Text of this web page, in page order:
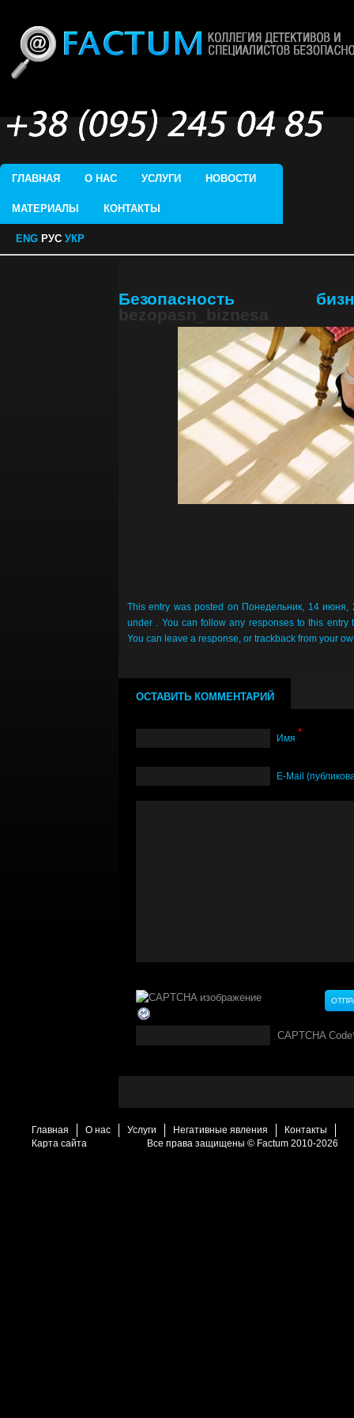
ГЛАВНАЯ О НАС УСЛУГИ НОВОСТИ
МАТЕРИАЛЫ КОНТАКТЫ
ENG РУС УКР
Безопасность
bezopasn_biznesa
This entry was posted on Понедельник, 14
under . You can follow any responses to this entry
You can leave a response, or trackback from your
ОСТАВИТЬ КОММЕНТАРИЙ
Имя *
Е-Mail
CAPTCHA Code
Главная О нас Услуги Негативные явления
Контакты
Карта сайта
Все права защищены © Factum 2010-2026